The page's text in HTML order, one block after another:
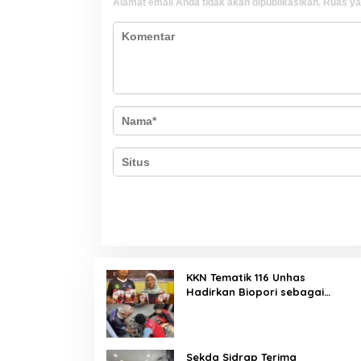
Alamat email Anda tidak akan dipublikasikan. Ruas
KKN Tematik 116 Unhas
Hadirkan Biopori sebagai
Sekda Sidrap Terima